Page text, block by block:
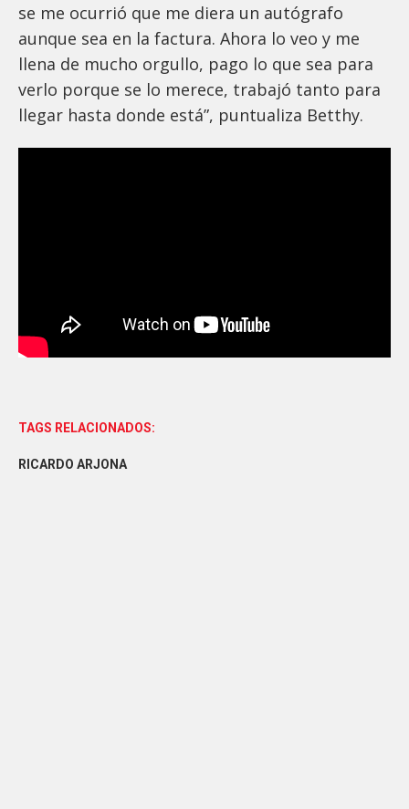
se me ocurrió que me diera un autógrafo
aunque sea en la factura. Ahora lo veo y me
llena de mucho orgullo, pago lo que sea para
verlo porque se lo merece, trabajó tanto para
llegar hasta donde está”, puntualiza Betthy.
TAGS RELACIONADOS:
RICARDO ARJONA